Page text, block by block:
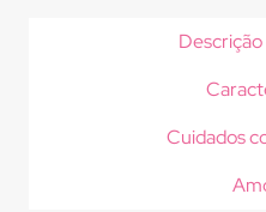
Cuidados